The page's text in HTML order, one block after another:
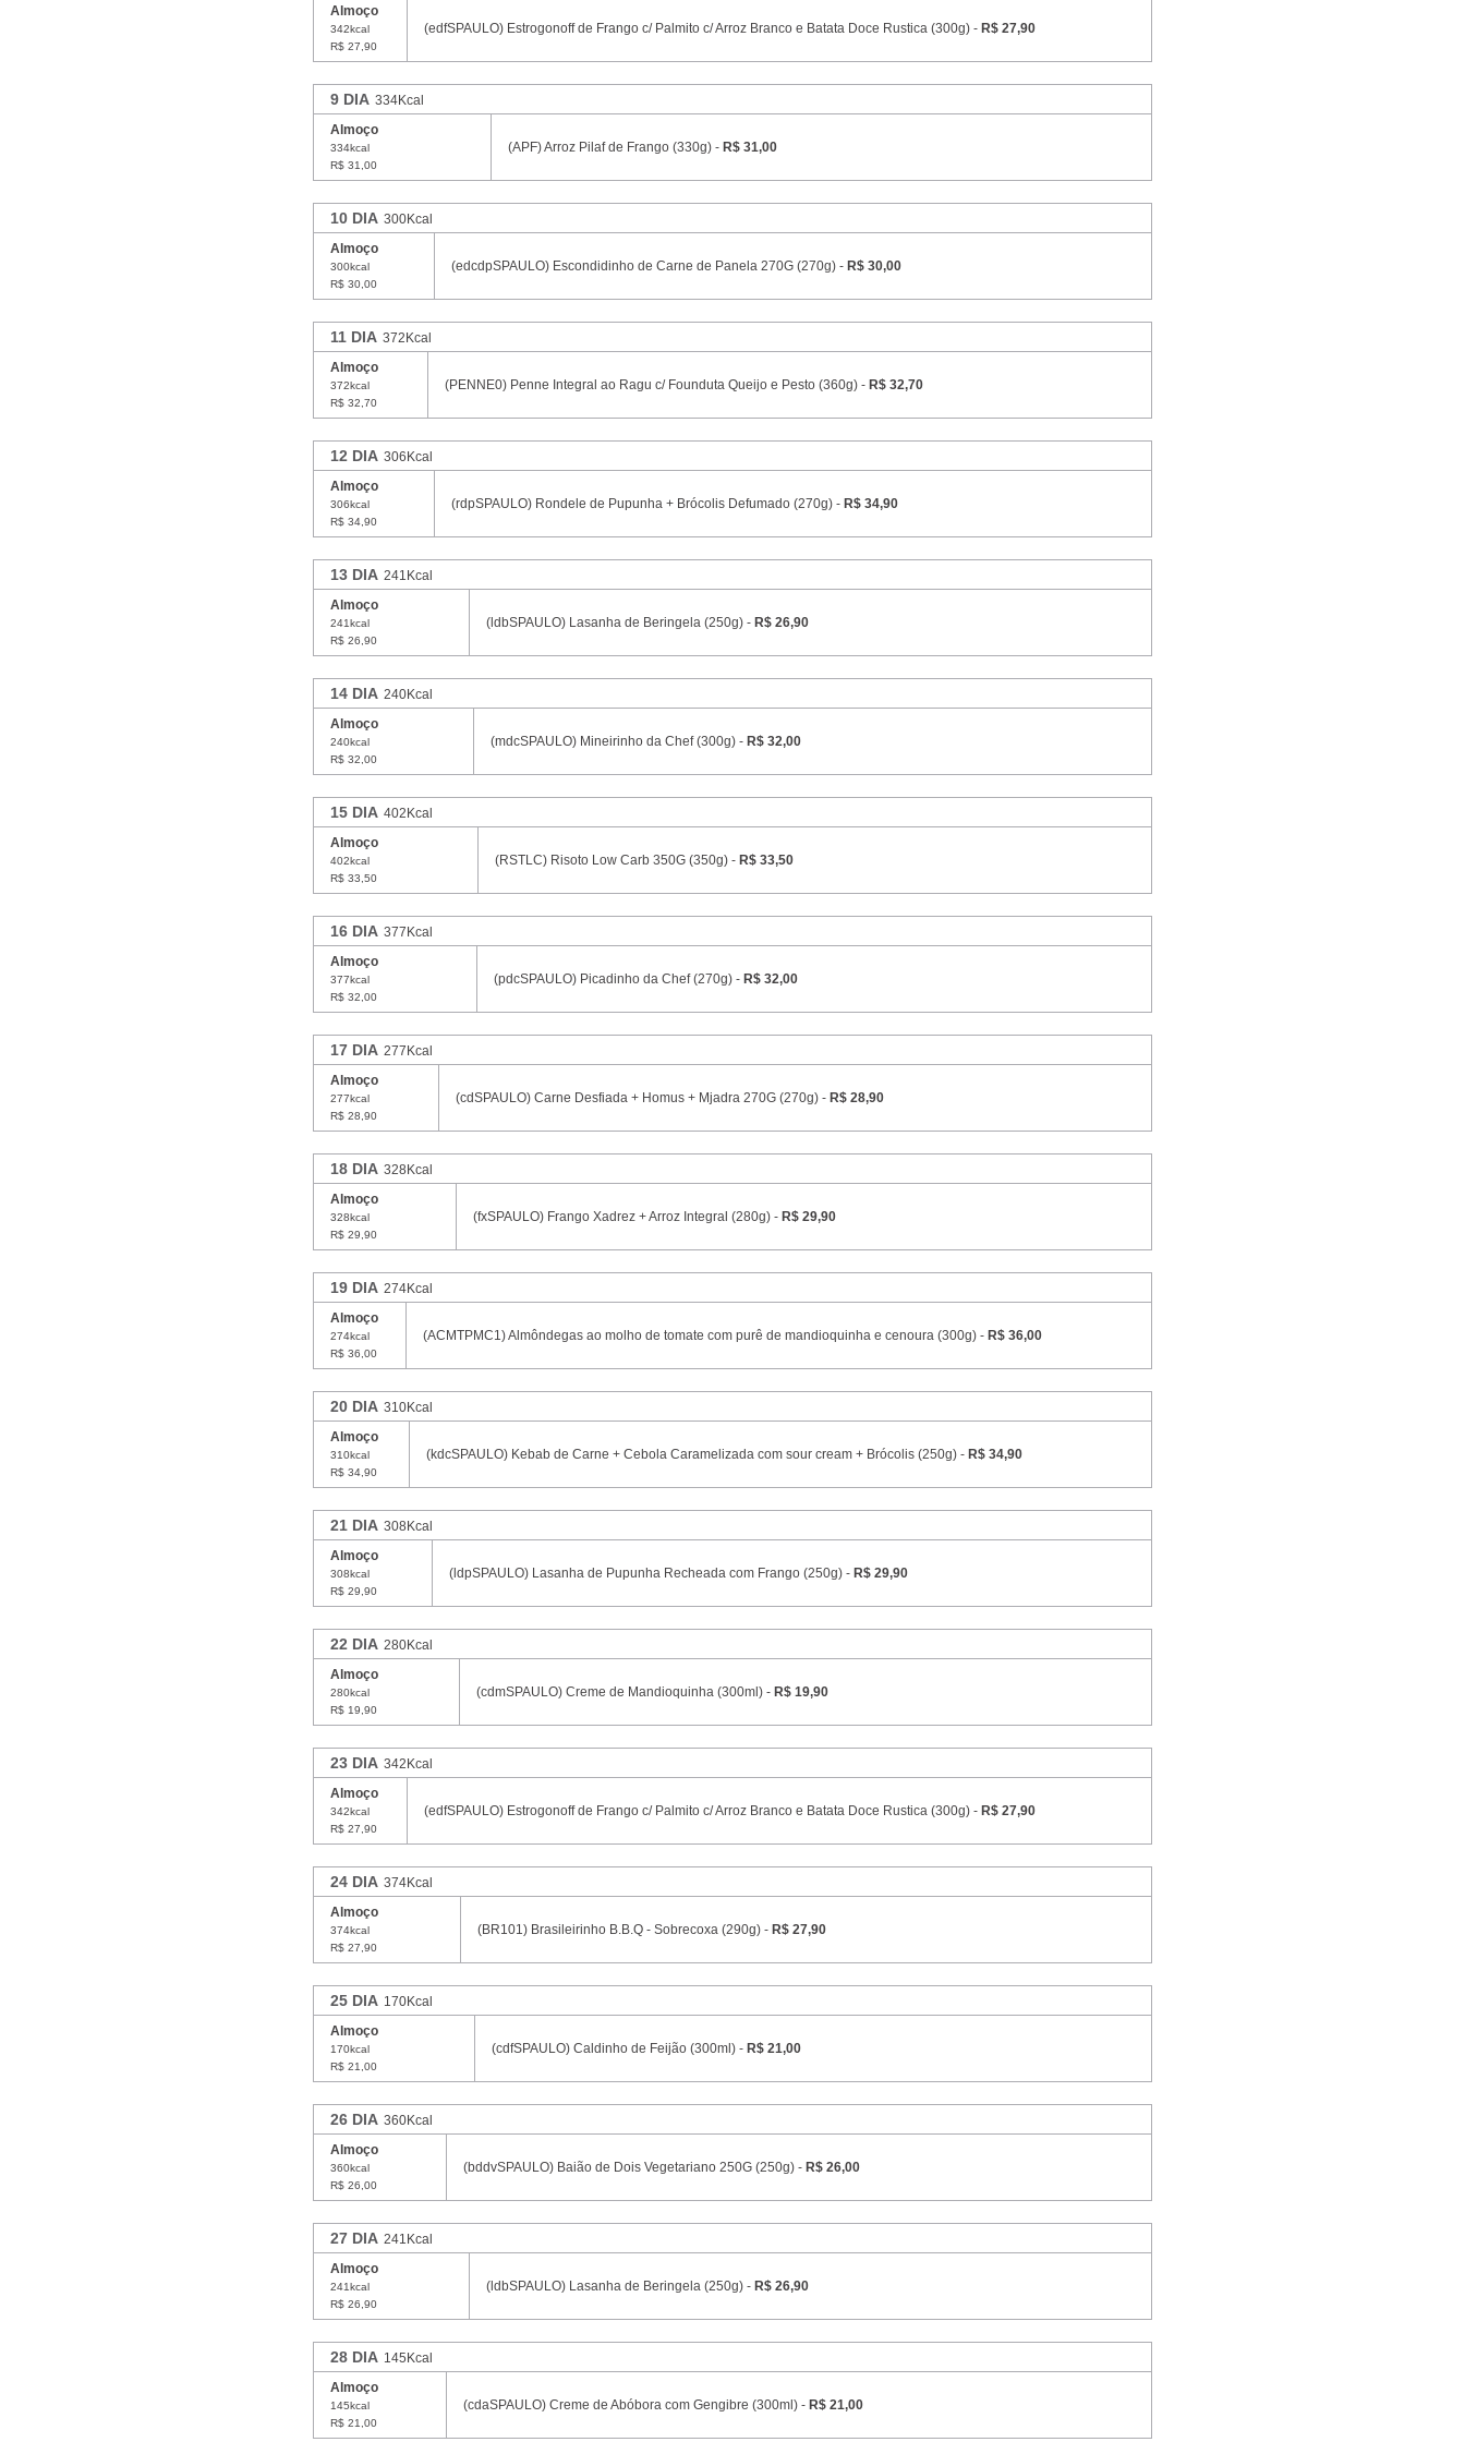
Almoço
342kcal
R$ 27,90
(edfSPAULO) Estrogonoff de Frango c/ Palmito c/ Arroz Branco e Batata Doce Rustica (300g) - R$ 27,90
9 DIA 334Kcal
Almoço
334kcal
R$ 31,00
(APF) Arroz Pilaf de Frango (330g) - R$ 31,00
10 DIA 300Kcal
Almoço
300kcal
R$ 30,00
(edcdpSPAULO) Escondidinho de Carne de Panela 270G (270g) - R$ 30,00
11 DIA 372Kcal
Almoço
372kcal
R$ 32,70
(PENNE0) Penne Integral ao Ragu c/ Founduta Queijo e Pesto (360g) - R$ 32,70
12 DIA 306Kcal
Almoço
306kcal
R$ 34,90
(rdpSPAULO) Rondele de Pupunha + Brócolis Defumado (270g) - R$ 34,90
13 DIA 241Kcal
Almoço
241kcal
R$ 26,90
(ldbSPAULO) Lasanha de Beringela (250g) - R$ 26,90
14 DIA 240Kcal
Almoço
240kcal
R$ 32,00
(mdcSPAULO) Mineirinho da Chef (300g) - R$ 32,00
15 DIA 402Kcal
Almoço
402kcal
R$ 33,50
(RSTLC) Risoto Low Carb 350G (350g) - R$ 33,50
16 DIA 377Kcal
Almoço
377kcal
R$ 32,00
(pdcSPAULO) Picadinho da Chef (270g) - R$ 32,00
17 DIA 277Kcal
Almoço
277kcal
R$ 28,90
(cdSPAULO) Carne Desfiada + Homus + Mjadra 270G (270g) - R$ 28,90
18 DIA 328Kcal
Almoço
328kcal
R$ 29,90
(fxSPAULO) Frango Xadrez + Arroz Integral (280g) - R$ 29,90
19 DIA 274Kcal
Almoço
274kcal
R$ 36,00
(ACMTPMC1) Almôndegas ao molho de tomate com purê de mandioquinha e cenoura (300g) - R$ 36,00
20 DIA 310Kcal
Almoço
310kcal
R$ 34,90
(kdcSPAULO) Kebab de Carne + Cebola Caramelizada com sour cream + Brócolis (250g) - R$ 34,90
21 DIA 308Kcal
Almoço
308kcal
R$ 29,90
(ldpSPAULO) Lasanha de Pupunha Recheada com Frango (250g) - R$ 29,90
22 DIA 280Kcal
Almoço
280kcal
R$ 19,90
(cdmSPAULO) Creme de Mandioquinha (300ml) - R$ 19,90
23 DIA 342Kcal
Almoço
342kcal
R$ 27,90
(edfSPAULO) Estrogonoff de Frango c/ Palmito c/ Arroz Branco e Batata Doce Rustica (300g) - R$ 27,90
24 DIA 374Kcal
Almoço
374kcal
R$ 27,90
(BR101) Brasileirinho B.B.Q - Sobrecoxa (290g) - R$ 27,90
25 DIA 170Kcal
Almoço
170kcal
R$ 21,00
(cdfSPAULO) Caldinho de Feijão (300ml) - R$ 21,00
26 DIA 360Kcal
Almoço
360kcal
R$ 26,00
(bddvSPAULO) Baião de Dois Vegetariano 250G (250g) - R$ 26,00
27 DIA 241Kcal
Almoço
241kcal
R$ 26,90
(ldbSPAULO) Lasanha de Beringela (250g) - R$ 26,90
28 DIA 145Kcal
Almoço
145kcal
R$ 21,00
(cdaSPAULO) Creme de Abóbora com Gengibre (300ml) - R$ 21,00